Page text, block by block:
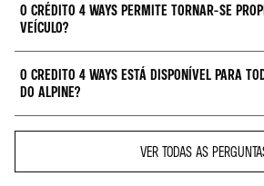
Se deseja reduzir o valor da mensalidade e
recentes, o Crédito 4 Ways é para si. Paga apenas
e, no final do contrato, tem a possibilidade de
comprar o seu Alpine ou de o devolver.
O CRÉDITO 4 WAYS PERMITE TORNAR-SE
VEÍCULO?
No final do contrato, poderá comprar o seu Alpine,
compra, ficando assim proprietário do mesmo
O CREDITO 4 WAYS ESTÁ DISPONÍVEL PARA
DO ALPINE?
VER TODAS AS